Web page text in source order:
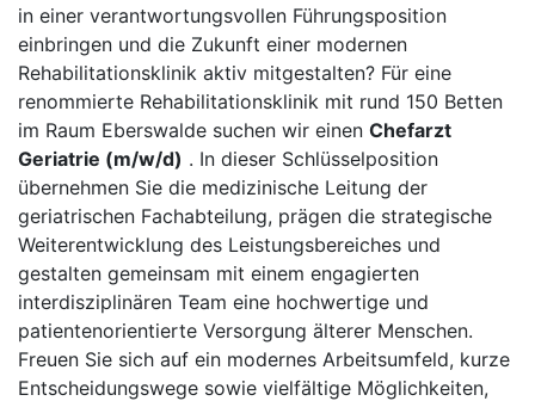
in einer verantwortungsvollen Führungsposition
einbringen und die Zukunft einer modernen
Rehabilitationsklinik aktiv mitgestalten? Für eine
renommierte Rehabilitationsklinik mit rund 150 Betten
im Raum Eberswalde suchen wir einen Chefarzt
Geriatrie (m/w/d) . In dieser Schlüsselposition
übernehmen Sie die medizinische Leitung der
geriatrischen Fachabteilung, prägen die strategische
Weiterentwicklung des Leistungsbereiches und
gestalten gemeinsam mit einem engagierten
interdisziplinären Team eine hochwertige und
patientenorientierte Versorgung älterer Menschen.
Freuen Sie sich auf ein modernes Arbeitsumfeld, kurze
Entscheidungswege sowie vielfältige Möglichkeiten,